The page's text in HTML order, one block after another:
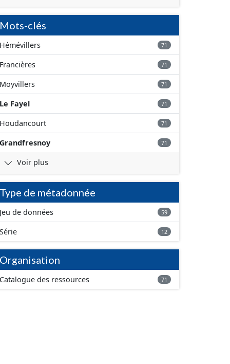
Mots-clés
Hémévillers 71
Francières 71
Moyvillers 71
Le Fayel 71
Houdancourt 71
Grandfresnoy 71
Voir plus
Type de métadonnée
Jeu de données 59
Série 12
Organisation
Catalogue des ressources 71